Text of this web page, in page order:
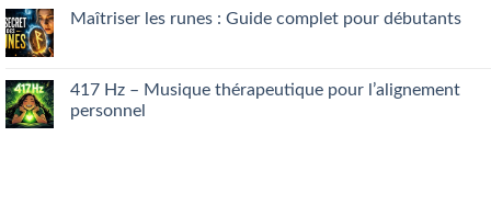
intuition
facilement
Manque
d’appétit
votre
foie
essaie
Maîtriser les runes : Guide complet pour débutants
Maîtriser
les
runes
417 Hz – Musique thérapeutique pour l’alignement
personnel